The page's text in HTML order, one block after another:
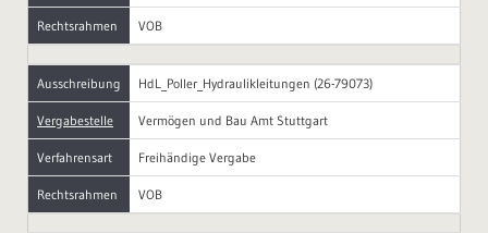
Rechtsrahmen VOB
Ausschreibung HdL_Poller_Hydraulikleitungen (26-79073)
Vergabestelle Vermögen und Bau Amt Stuttgart
Verfahrensart Freihändige Vergabe
Rechtsrahmen VOB